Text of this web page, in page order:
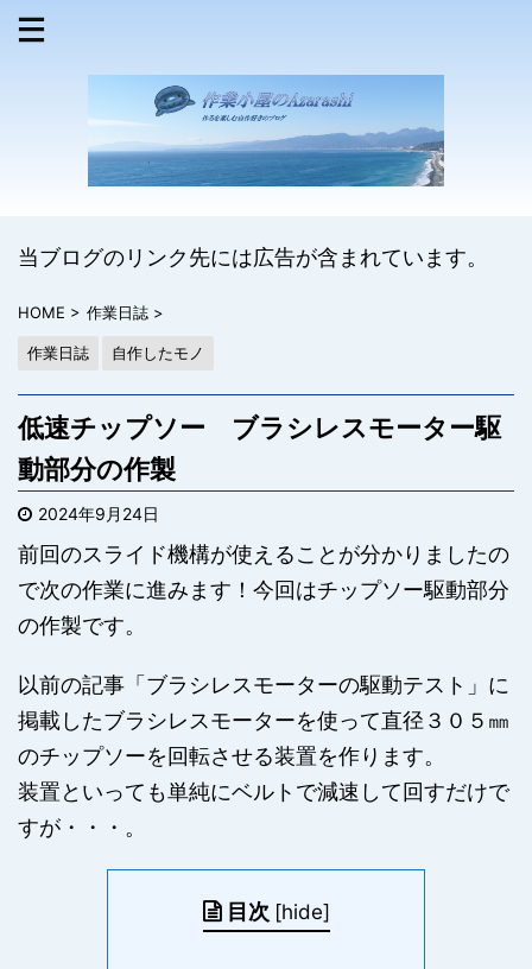
当ブログのリンク先には広告が含まれています。
HOME > 作業日誌 >
作業日誌 自作したモノ
低速チップソー ブラシレスモーター駆
動部分の作製
2024年9月24日
前回のスライド機構が使えることが分かりましたの
で次の作業に進みます！今回はチップソー駆動部分
の作製です。
以前の記事「ブラシレスモーターの駆動テスト」に
掲載したブラシレスモーターを使って直径３０５㎜
のチップソーを回転させる装置を作ります。
装置といっても単純にベルトで減速して回すだけで
すが・・・。
目次 [hide]